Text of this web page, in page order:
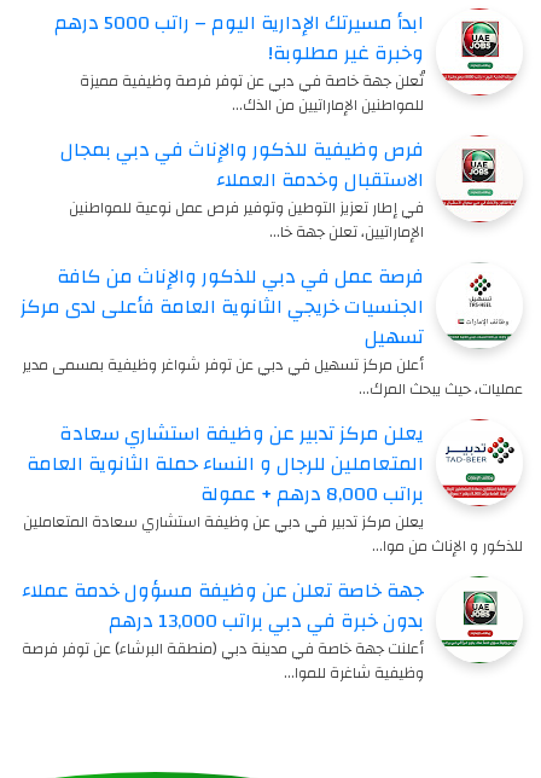
ابدأ مسيرتك الإدارية اليوم – راتب 5000 درهم
وخبرة غير مطلوبة!
تُعلن جهة خاصة في دبي عن توفر فرصة وظيفية مميزة
للمواطنين الإماراتيين من الذك…
فرص وظيفية للذكور والإناث في دبي بمجال
الاستقبال وخدمة العملاء
في إطار تعزيز التوطين وتوفير فرص عمل نوعية للمواطنين
الإماراتيين، تعلن جهة خا…
فرصة عمل في دبي للذكور والإناث من كافة
الجنسيات خريجي الثانوية العامة فأعلى لدى مركز
تسهيل
أعلن مركز تسهيل في دبي عن توفر شواغر وظيفية بمسمى مدير
عمليات، حيث يبحث المرك…
يعلن مركز تدبير عن وظيفة استشاري سعادة
المتعاملين للرجال و النساء حملة الثانوية العامة
براتب 8,000 درهم + عمولة
يعلن مركز تدبير في دبي عن وظيفة استشاري سعادة المتعاملين
للذكور و الإناث من موا…
جهة خاصة تعلن عن وظيفة مسؤول خدمة عملاء
بدون خبرة في دبي براتب 13,000 درهم
أعلنت جهة خاصة في مدينة دبي (منطقة البرشاء) عن توفر فرصة
وظيفية شاغرة للموا…